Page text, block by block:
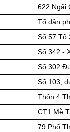
622 Ngãi
Tổ dân
Số 57 Tổ
Số 342 -
Số 302
Số 103,
Thôn 4
CT1 Mễ
79 Phố